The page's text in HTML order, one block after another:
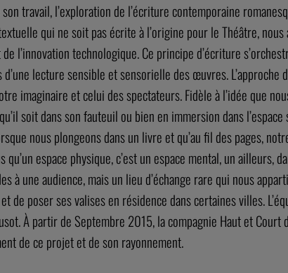
travail, l’exploration de l’écriture contemporaine
qui ne soit pas écrite à l’origine pour le Théâtre,
l’innovation technologique. Ce principe d’écriture
d’une lecture sensible et sensorielle des œuvres.
imaginaire et celui des spectateurs. Fidèle à l’idée que
soit dans son fauteuil ou bien en immersion dans
nous plongeons dans un livre et qu’au fil des pages,
espace physique, c’est un espace mental, un
à une audience, mais un lieu d’échange rare qui nous
de poser ses valises en résidence dans certaines villes.
À partir de Septembre 2015, la compagnie Haut et
de ce projet et de son rayonnement.